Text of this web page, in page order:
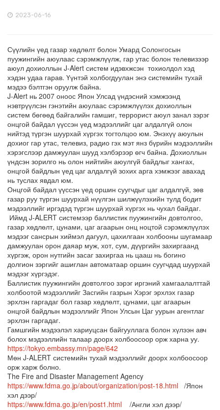
2023-06-16
Сүүлийн үед газар хөдлөлт болон Умард Солонгосын
пуужингийн аюулаас сэрэмжлүүлж, гар утас болон телевизээр
аюул дохиоллын J-Alert систем идэвхжсэн тохиолдол хэд
хэдэн удаа гарав. Үүнтэй холбогдуулан энэ системийн тухай
мэдээ бэлтгэн оруулж байна.
J-Alert нь 2007 оноос Япон Улсад үндэсний хэмжээнд
нэвтрүүлсэн гэнэтийн аюулаас сэрэмжлүүлэх дохиоллын
систем бөгөөд байгалийн гамшиг, террорист аюул занал зэрэг
онцгой байдал үүссэн үед мэдээллийг цаг алдалгүй олон
нийтэд түргэн шуурхай хүргэх тогтолцоо юм. Энэхүү аюулын
дохиог гар утас, телевиз, радио гэх мэт янз бүрийн мэдээллийн
хэрэгслээр дамжуулан шууд хэлбэрээр өгч байна. Дохиоллын
үндсэн зорилго нь олон нийтийн аюулгүй байдлыг хангах,
онцгой байдлын үед цаг алдалгүй зохих арга хэмжээг авахад
нь туслах явдал юм.
Онцгой байдал үүссэн үед оршин суугчдыг цаг алдалгүй, зөв
газар руу түргэн шуурхай нүүлгэн шилжүүлэхийн тулд бодит
мэдээллийг иргэдэд түргэн шуурхай хүргэх нь чухал байдаг.
Иймд J-ALERT системээр баллистик пуужингийн довтолгоо,
газар хөдлөлт, цунами, цаг агаарын онц ноцтой сэрэмжлүүлэх
мэдээг сансрын хиймэл дагуул, цахилгаан холбооны шугамаар
дамжуулан орон даяар муж, хот, сум, дүүргийн захиргаанд
хүргэж, орон нутгийн засаг захиргаа нь цааш нь богино
долгион зэргийг ашиглан автоматаар оршин суугчдад шуурхай
мэдээг хүргэдэг.
Баллистик пуужингийн довтолгоо зэрэг иргэний хамгаалалттай
холбоотой мэдээллийг Засгийн газрын Хэрэг эрхлэх газар
эрхлэн гаргадаг бол газар хөдлөлт, цунами, цаг агаарын
онцгой байдлын мэдээллийг Япон Улсын Цаг уурын агентлаг
эрхлэн гаргадаг.
Гамшгийн мэдээлэл хариуцсан байгууллага болон хүлээн авч
болох мэдээллийн талаар доорх холбоосоор орж харна уу.
https://tokyo.embassy.mn/page/642
Мөн J-ALERT системийн тухай мэдээллийг доорх холбоосоор
орж харж болно.
The Fire and Disaster Management Agency
https://www.fdma.go.jp/about/organization/post-18.html /Япон
хэл дээр/
https://www.fdma.go.jp/en/post1.html /Англи хэл дээр/